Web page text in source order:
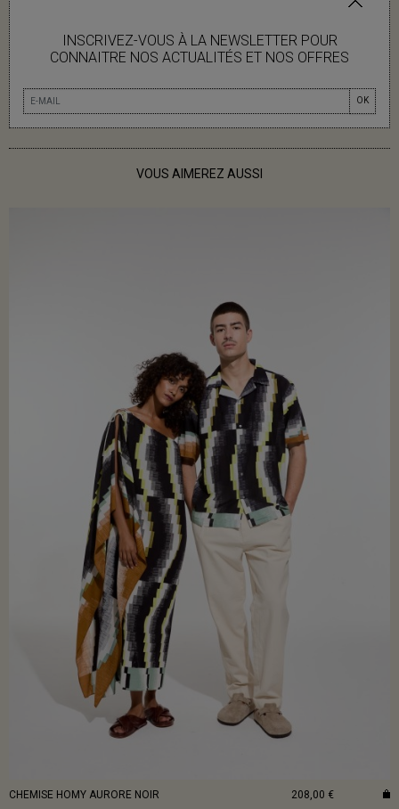
INSCRIVEZ-VOUS À LA NEWSLETTER POUR
CONNAITRE NOS ACTUALITÉS ET NOS OFFRES
OK
INFOS LIVRAISON
VOUS AIMEREZ AUSSI
CHEMISE HOMY AURORE NOIR 208,00 €